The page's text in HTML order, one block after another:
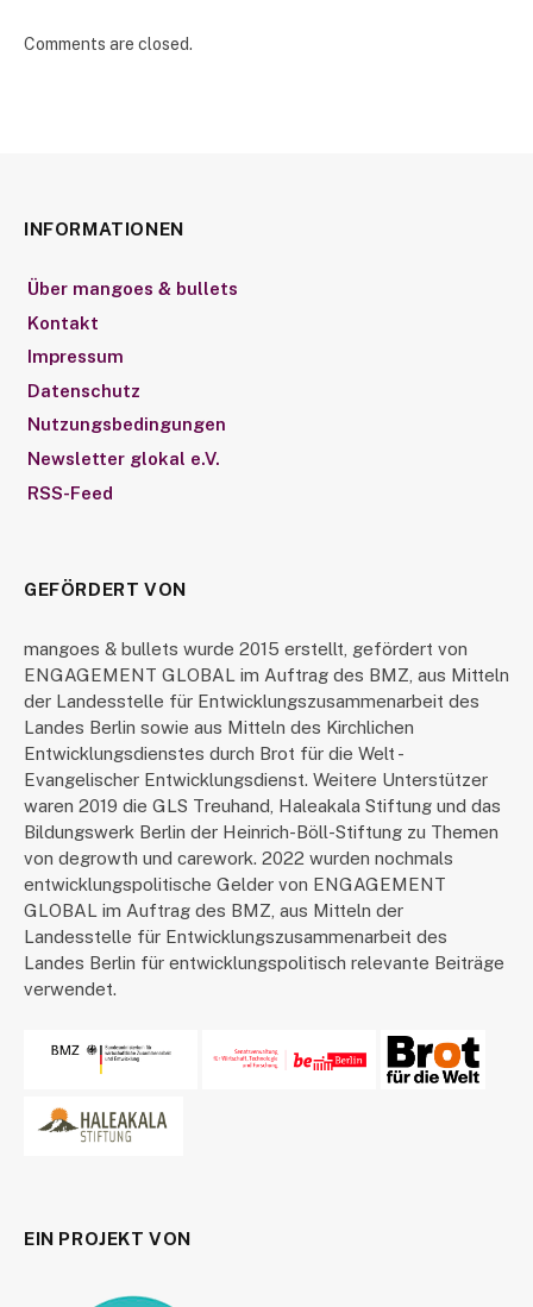
Comments are closed.
INFORMATIONEN
Über mangoes & bullets
Kontakt
Impressum
Datenschutz
Nutzungsbedingungen
Newsletter glokal e.V.
RSS-Feed
GEFÖRDERT VON
mangoes & bullets wurde 2015 erstellt, gefördert von
ENGAGEMENT GLOBAL im Auftrag des BMZ, aus Mitteln
der Landesstelle für Entwicklungszusammenarbeit des
Landes Berlin sowie aus Mitteln des Kirchlichen
Entwicklungsdienstes durch Brot für die Welt -
Evangelischer Entwicklungsdienst. Weitere Unterstützer
waren 2019 die GLS Treuhand, Haleakala Stiftung und das
Bildungswerk Berlin der Heinrich-Böll-Stiftung zu Themen
von degrowth und carework. 2022 wurden nochmals
entwicklungspolitische Gelder von ENGAGEMENT
GLOBAL im Auftrag des BMZ, aus Mitteln der
Landesstelle für Entwicklungszusammenarbeit des
Landes Berlin für entwicklungspolitisch relevante Beiträge
verwendet.
EIN PROJEKT VON